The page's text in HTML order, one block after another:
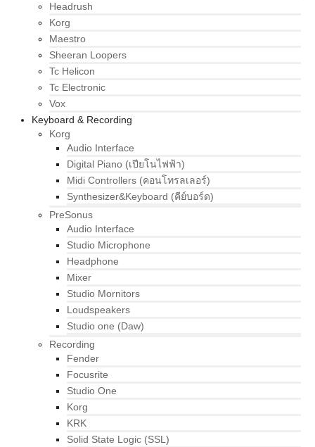
Headrush
Korg
Maestro
Sheeran Loopers
Tc Helicon
Tc Electronic
Vox
Keyboard & Recording
Korg
Audio Interface
Digital Piano (เปียโนไฟฟ้า)
Midi Controllers (คอนโทรลเลอร์)
Synthesizer&Keyboard (คีย์บอร์ด)
PreSonus
Audio Interface
Studio Microphone
Headphone
Mixer
Studio Mornitors
Loudspeakers
Studio one (Daw)
Recording
Fender
Focusrite
Studio One
Korg
KRK
Solid State Logic (SSL)